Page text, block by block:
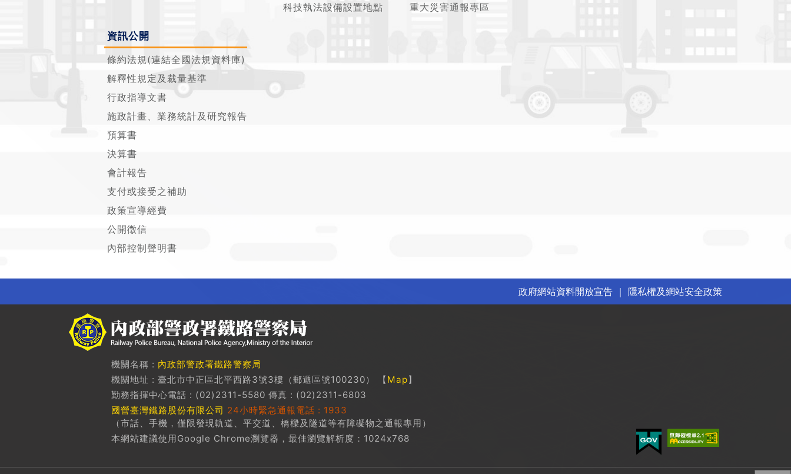
科技執法設備設置地點
重大災害通報專區
資訊公開
條約法規(連結全國法規資料庫)
解釋性規定及裁量基準
行政指導文書
施政計畫、業務統計及研究報告
預算書
決算書
會計報告
支付或接受之補助
政策宣導經費
公開徵信
內部控制聲明書
政府網站資料開放宣告 ｜ 隱私權及網站安全政策
機關名稱 : 內政部警政署鐵路警察局
機關地址 : 臺北市中正區北平西路3號3樓（郵遞區號100230） 【 Map】
勤務指揮中心電話 : (02)2311-5580 傳真 : (02)2311-6803
國營臺灣鐵路股份有限公司 24小時緊急通報電話 : 1933
（市話、手機，僅限發現軌道、平交道、橋樑及隧道等有障礙物之通報專用）
本網站建議使用Google Chrome瀏覽器，最佳瀏覽解析度：1024x768